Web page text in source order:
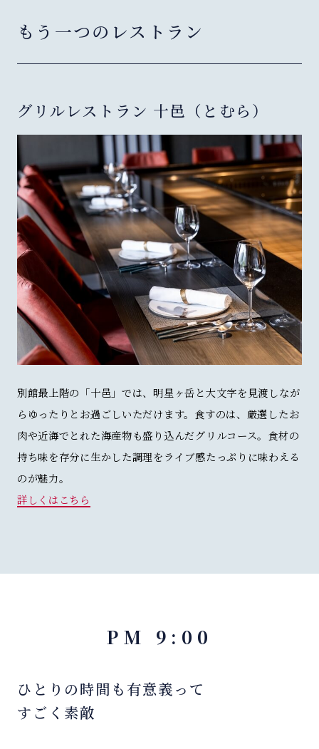
もう一つのレストラン
グリルレストラン 十邑（とむら）
別館最上階の「十邑」では、明星ヶ岳と大文字を見渡しなが
らゆったりとお過ごしいただけます。食すのは、厳選したお
肉や近海でとれた海産物も盛り込んだグリルコース。食材の
持ち味を存分に生かした調理をライブ感たっぷりに味わえる
のが魅力。
詳しくはこちら
PM 9:00
ひとりの時間も有意義って
すごく素敵